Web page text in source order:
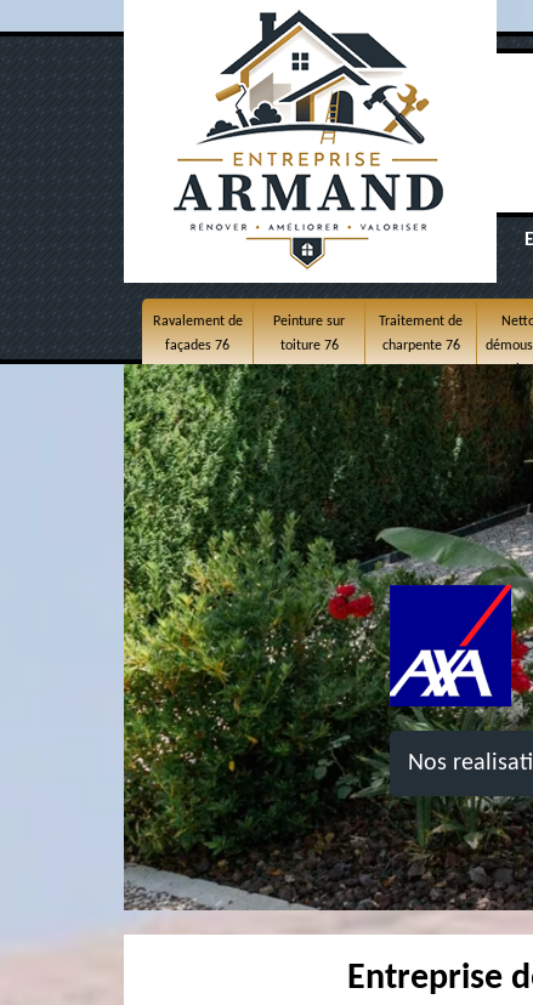
Ravalement de
façades 76
Peinture sur
toiture 76
Traitement de
charpente 76
Nos
Entreprise